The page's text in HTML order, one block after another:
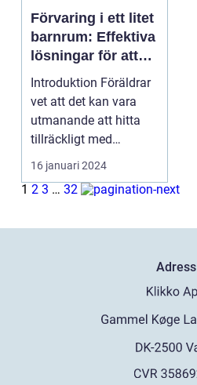
Förvaring i ett litet
barnrum: Effektiva
lösningar för att
maximera
utrymmet
Introduktion Föräldrar
vet att det kan vara
utmanande att hitta
tillräckligt med
förvaringsutrymme ...
16 januari 2024
1 2 3 … 32
Adress